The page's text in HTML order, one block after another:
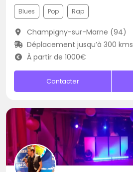
Blues Pop Rap
Champigny-sur-Marne (94)
Déplacement jusqu’à 300 kms
À partir de 1000€
Contacter